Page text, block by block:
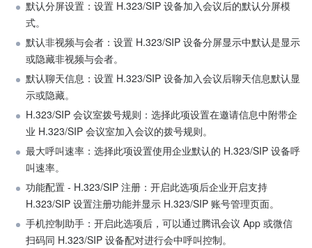
默认分屏设置：设置 H.323/SIP 设备加入会议后的默认分屏模
式。
默认非视频与会者：设置 H.323/SIP 设备分屏显示中默认是显示
或隐藏非视频与会者。
默认聊天信息：设置 H.323/SIP 设备加入会议后聊天信息默认显
示或隐藏。
H.323/SIP 会议室拨号规则：选择此项设置在邀请信息中附带企
业 H.323/SIP 会议室加入会议的拨号规则。
最大呼叫速率：选择此项设置使用企业默认的 H.323/SIP 设备呼
叫速率。
功能配置 - H.323/SIP 注册：开启此选项后企业开启支持
H.323/SIP 设置注册功能并显示 H.323/SIP 账号管理页面。
手机控制助手：开启此选项后，可以通过腾讯会议 App 或微信
扫码同 H.323/SIP 设备配对进行会中呼叫控制。